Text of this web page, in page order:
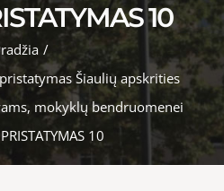
10
/
Šiaulių apskrities
mokyklų bendruomenei
10